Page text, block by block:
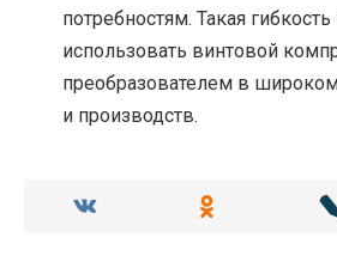
потребностям. Такая
использовать винтовой
преобразователем в
и производств.